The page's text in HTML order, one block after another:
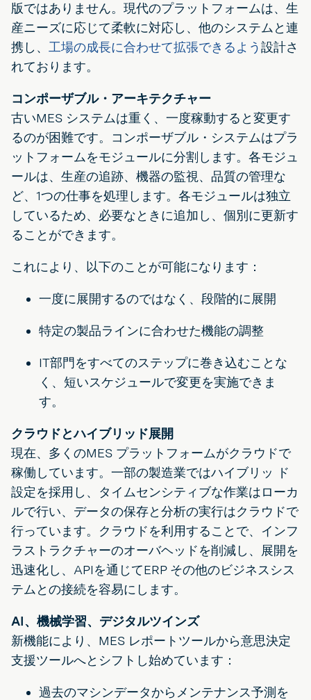
版ではありません。現代のプラットフォームは、生
産ニーズに応じて柔軟に対応し、他のシステムと連
携し、 工場の成長に合わせて拡張できるよう設計さ
れております。
コンポーザブル・アーキテクチャー
古いMES システムは重く、一度稼動すると変更す
るのが困難です。コンポーザブル・システムはプラ
ットフォームをモジュールに分割します。各モジュ
ールは、生産の追跡、機器の監視、品質の管理な
ど、1つの仕事を処理します。各モジュールは独立
しているため、必要なときに追加し、個別に更新す
ることができます。
これにより、以下のことが可能になります：
一度に展開するのではなく、段階的に展開
特定の製品ラインに合わせた機能の調整
IT部門をすべてのステップに巻き込むことな
く、短いスケジュールで変更を実施できま
す。
クラウドとハイブリッド展開
現在、多くのMES プラットフォームがクラウドで
稼働しています。一部の製造業ではハイブリッ ド
設定を採用し、タイムセンシティブな作業はローカ
ルで行い、データの保存と分析の実行はクラウドで
行っています。クラウドを利用することで、インフ
ラストラクチャーのオーバヘッドを削減し、展開を
迅速化し、APIを通じてERP その他のビジネスシス
テムとの接続を容易にします。
AI、機械学習、デジタルツインズ
新機能により、MES レポートツールから意思決定
支援ツールへとシフトし始めています：
過去のマシンデータからメンテナンス予測を